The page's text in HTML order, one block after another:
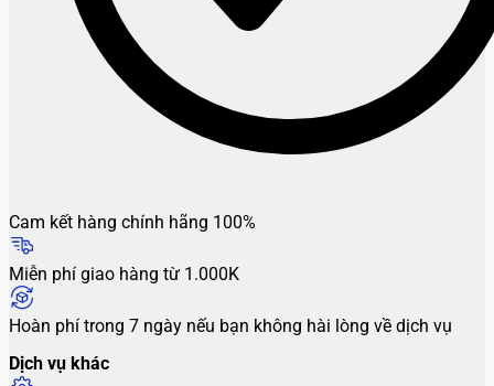
Cam kết hàng chính hãng 100%
Miễn phí giao hàng từ 1.000K
Hoàn phí trong 7 ngày nếu bạn không hài lòng về dịch vụ
Dịch vụ khác